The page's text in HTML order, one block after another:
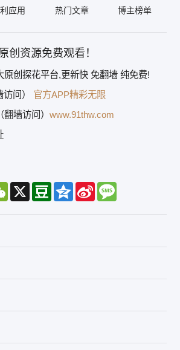
应用 热门文章 博主榜单
创资源免费观看！
原创探花平台,更新快 免翻墙 纯免费!
问）
官方APP精彩无限
墙访问） www.91thw.com
X DoubanQzoneSina
Weibo
Message